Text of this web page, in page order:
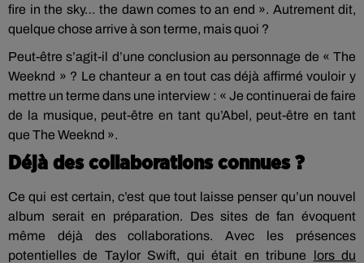
fire in the sky… the dawn comes to an end ». Autrement dit,
quelque chose arrive à son terme, mais quoi ?
Peut-être s’agit-il d’une conclusion au personnage de « The
Weeknd » ? Le chanteur a en tout cas déjà affirmé vouloir y
mettre un terme dans une interview : « Je continuerai de faire
de la musique, peut-être en tant qu’Abel, peut-être en tant
que The Weeknd ».
Déjà des collaborations connues ?
Ce qui est certain, c’est que tout laisse penser qu’un nouvel
album serait en préparation. Des sites de fan évoquent
même déjà des collaborations. Avec les présences
potentielles de Taylor Swift, qui était en tribune lors du